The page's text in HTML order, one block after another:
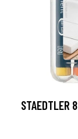
STAEDTLER